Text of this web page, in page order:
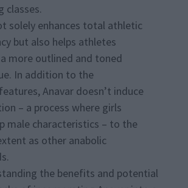
classes.
solely enhances total athletic
but also helps athletes
more outlined and toned
In addition to the
Anavar doesn’t induce
– a process where girls
male characteristics – to the
as other anabolic
the benefits and potential